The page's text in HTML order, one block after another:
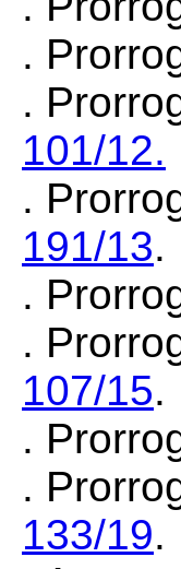
.
.
101/12.
.
191/13.
.
.
107/15.
.
.
133/19.